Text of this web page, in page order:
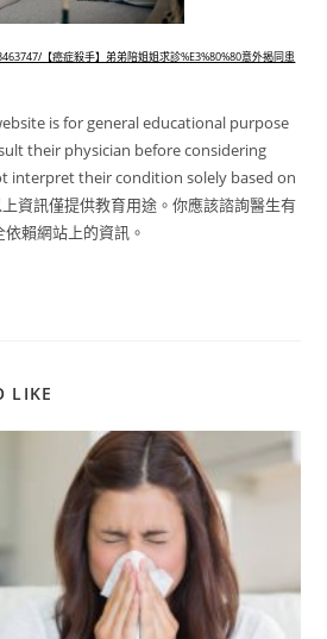
【癌症殺手】弟弟陪姐姐求診%E3%80%80意外揭同患
is for general educational purpose
their physician before considering
interpret their condition solely based on
資訊僅提供教育用途。你應該諮詢醫生有
賴網站上的資訊。
LIKE